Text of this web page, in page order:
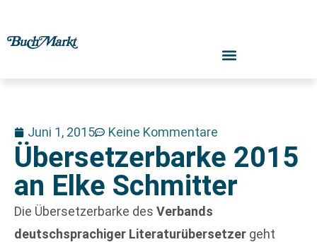
Juni 1, 2015 Keine Kommentare
Übersetzerbarke 2015
an Elke Schmitter
Die Übersetzerbarke des Verbands
deutschsprachiger Literaturübersetzer geht